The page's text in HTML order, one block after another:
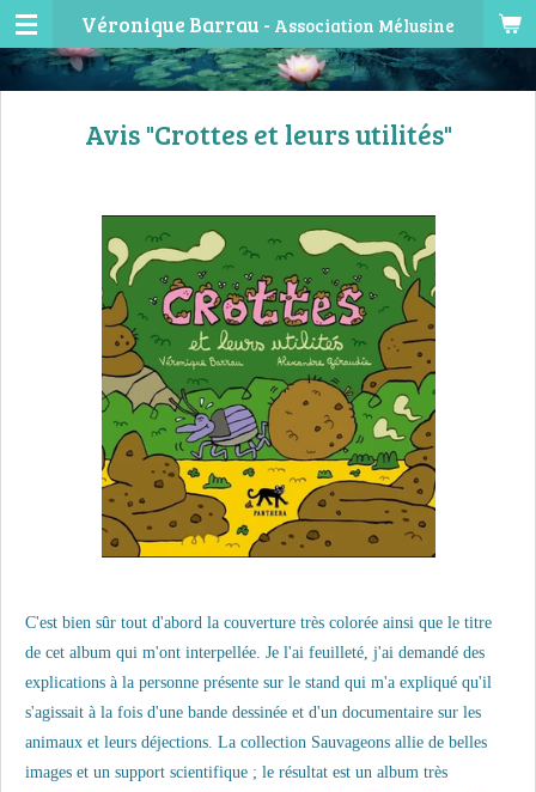
Passer
au
Véronique Barrau - Association Mélusine
Avis "Crottes et leurs utilités"
C'est bien sûr tout d'abord la couverture très colorée ainsi que le titre
de cet album qui m'ont interpellée. Je l'ai feuilleté, j'ai demandé des
explications à la personne présente sur le stand qui m'a expliqué qu'il
s'agissait à la fois d'une bande dessinée et d'un documentaire sur les
animaux et leurs déjections. La collection Sauvageons allie de belles
images et un support scientifique ; le résultat est un album très